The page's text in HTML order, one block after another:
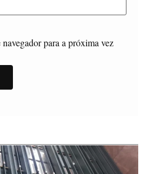
para a próxima vez